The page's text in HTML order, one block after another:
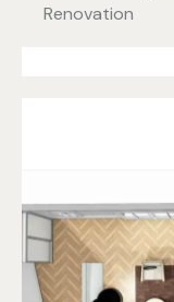
Renovation